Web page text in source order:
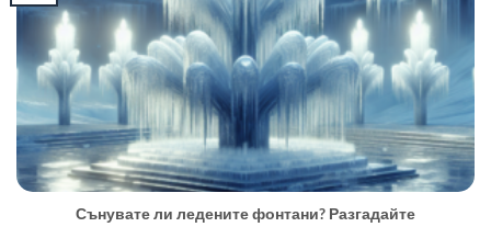
Сънувате ли ледените фонтани? Разгадайте